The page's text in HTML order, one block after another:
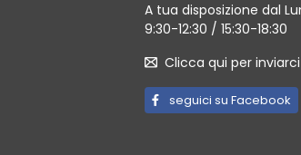
A tua disposizione dal
9:30-12:30 / 15:30-18:30
Clicca qui per
seguici su Facebook